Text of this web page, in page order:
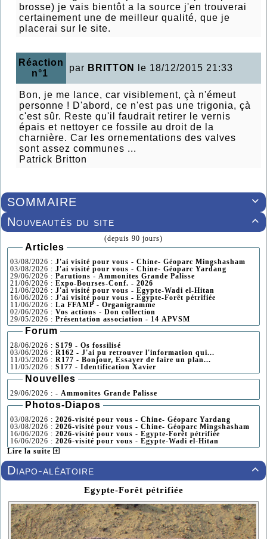

SOMMAIRE

Nouveautés du site
(depuis 90 jours)
Articles
03/08/2026 : J'ai visité pour vous - Chine- Géoparc Mingshasham
03/08/2026 : J'ai visité pour vous - Chine- Géoparc Yardang
29/06/2026 : Parutions - Ammonites Grande Palisse
21/06/2026 : Expo-Bourses-Conf. - 2026
21/06/2026 : J'ai visité pour vous - Egypte-Wadi el-Hitan
16/06/2026 : J'ai visité pour vous - Egypte-Forêt pétrifiée
11/06/2026 : La FFAMP - Organigramme
02/06/2026 : Vos actions - Don collection
29/05/2026 : Présentation association - 14 APVSM
Forum
28/06/2026 : S179 - Os fossilisé
03/06/2026 : R162 - J'ai pu retrouver l'information qui...
11/05/2026 :
R177 - Bonjour, Essayer de faire un plan...
11/05/2026 : S177 - Identification Xavier
Nouvelles
29/06/2026 : - Ammonites Grande Palisse
Photos-Diapos
03/08/2026 : 2026-visité pour vous - Chine- Géoparc Yardang
03/08/2026 : 2026-visité pour vous - Chine- Géoparc Mingshasham
16/06/2026 : 2026-visité pour vous - Egypte-Forêt pétrifiée
16/06/2026 : 2026-visité pour vous - Egypte-Wadi el-Hitan
Lire la suite

Diapo-aléatoire
Egypte-Forêt pétrifiée
brosse) je vais bientôt a la source j'en trouverai
certainement une de meilleur qualité, que je
placerai sur le site.
Réaction
n°1
par BRITTON le 18/12/2015 21:33
Bon, je me lance, car visiblement, çà n'émeut
personne ! D'abord, ce n'est pas une trigonia, çà
c'est sûr. Reste qu'il faudrait retirer le vernis
épais et nettoyer ce fossile au droit de la
charnière. Car les ornementations des valves
sont assez communes ...
Patrick Britton